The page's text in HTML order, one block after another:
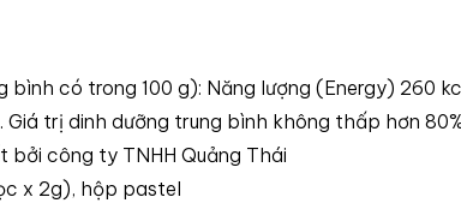
bình có trong 100 g): Năng lượng (Energy)
trị dinh dưỡng trung bình không thấp hơn
bởi công ty TNHH Quảng Thái
x 2g), hộp pastel